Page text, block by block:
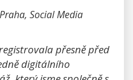
Social Media
přesně před
digitálního